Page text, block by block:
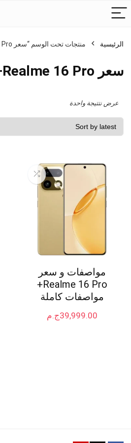
الرئيسية منتجات تحت الوسم “سعر Realme 16 Pro+”
سعر Realme 16 Pro+
عرض نتتيجة واحدة
مواصفات و سعر
Realme 16 Pro+
مواصفات كاملة
ج.م39,999.00